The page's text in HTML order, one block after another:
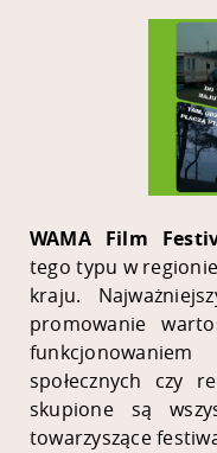
WAMA Film
tego typu w
kraju.
promowanie
społecznych czy
skupione są
towarzyszące